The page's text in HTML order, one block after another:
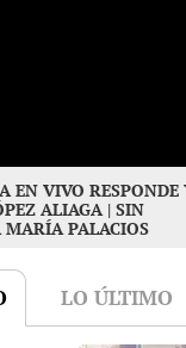
EN VIVO RESPONDE
ALIAGA | SIN
MARÍA PALACIOS
LO ÚLTIMO